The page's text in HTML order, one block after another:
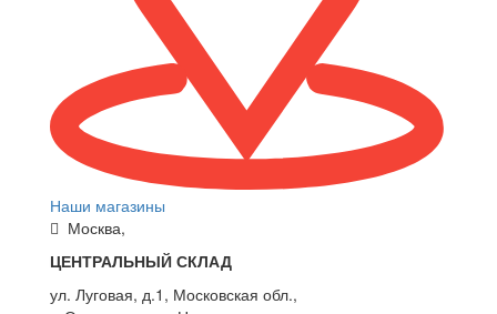
Наши магазины
Москва,
ЦЕНТРАЛЬНЫЙ СКЛАД
ул. Луговая, д.1, Московская обл.,